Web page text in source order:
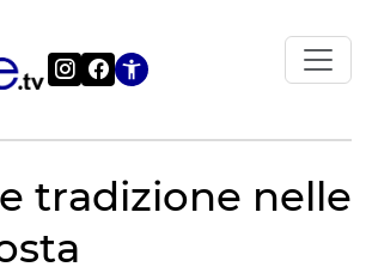
Apri le
tradizione nelle